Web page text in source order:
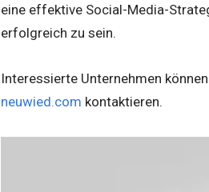
eine effektive Social-Media-
erfolgreich zu sein.
Interessierte Unternehmen
neuwied.com kontaktieren.